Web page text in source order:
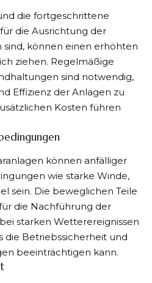
die fortgeschrittene
die Ausrichtung der
sind, können einen erhöhten
ziehen. Regelmäßige
sind notwendig,
Effizienz der Anlagen zu
Kosten führen
können anfälliger
wie starke Winde,
sein. Die beweglichen Teile
die Nachführung der
starken Wetterereignissen
die Betriebssicherheit und
beeinträchtigen kann.